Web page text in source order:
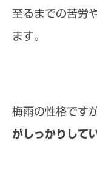
至るまでの苦労
ます。
梅雨の性格です
がしっかりして